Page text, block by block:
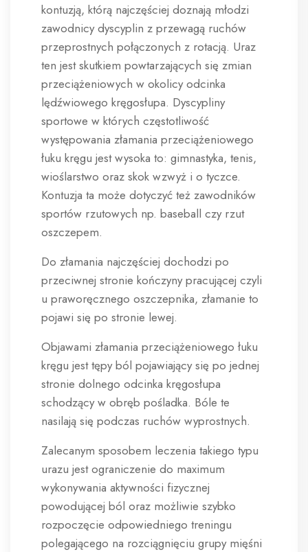
kontuzją, którą najczęściej doznają młodzi
zawodnicy dyscyplin z przewagą ruchów
przeprostnych połączonych z rotacją. Uraz
ten jest skutkiem powtarzających się zmian
przeciążeniowych w okolicy odcinka
lędźwiowego kręgosłupa. Dyscypliny
sportowe w których częstotliwość
występowania złamania przeciążeniowego
łuku kręgu jest wysoka to: gimnastyka, tenis,
wioślarstwo oraz skok wzwyż i o tyczce.
Kontuzja ta może dotyczyć też zawodników
sportów rzutowych np. baseball czy rzut
oszczepem.
Do złamania najczęściej dochodzi po
przeciwnej stronie kończyny pracującej czyli
u praworęcznego oszczepnika, złamanie to
pojawi się po stronie lewej.
Objawami złamania przeciążeniowego łuku
kręgu jest tępy ból pojawiający się po jednej
stronie dolnego odcinka kręgosłupa
schodzący w obręb pośladka. Bóle te
nasilają się podczas ruchów wyprostnych.
Zalecanym sposobem leczenia takiego typu
urazu jest ograniczenie do maximum
wykonywania aktywności fizycznej
powodującej ból oraz możliwie szybko
rozpoczęcie odpowiedniego treningu
polegającego na rozciągnięciu grupy mięśni